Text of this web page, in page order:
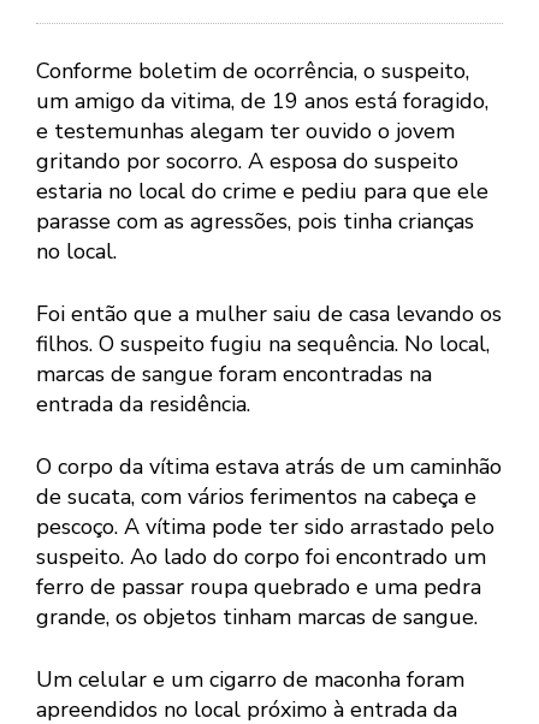
Conforme boletim de ocorrência, o suspeito,
um amigo da vitima, de 19 anos está foragido,
e testemunhas alegam ter ouvido o jovem
gritando por socorro. A esposa do suspeito
estaria no local do crime e pediu para que ele
parasse com as agressões, pois tinha crianças
no local.
Foi então que a mulher saiu de casa levando os
filhos. O suspeito fugiu na sequência. No local,
marcas de sangue foram encontradas na
entrada da residência.
O corpo da vítima estava atrás de um caminhão
de sucata, com vários ferimentos na cabeça e
pescoço. A vítima pode ter sido arrastado pelo
suspeito. Ao lado do corpo foi encontrado um
ferro de passar roupa quebrado e uma pedra
grande, os objetos tinham marcas de sangue.
Um celular e um cigarro de maconha foram
apreendidos no local próximo à entrada da